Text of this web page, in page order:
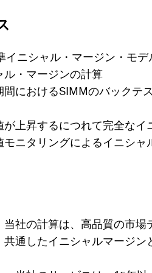
イニシャル・マージン・モ
ル・マージンの計算
間におけるSIMMのバックテ
が上昇するにつれて完全な
モニタリングによるイニシ
当社の計算は、高品質の市
共通したイニシャルマージ